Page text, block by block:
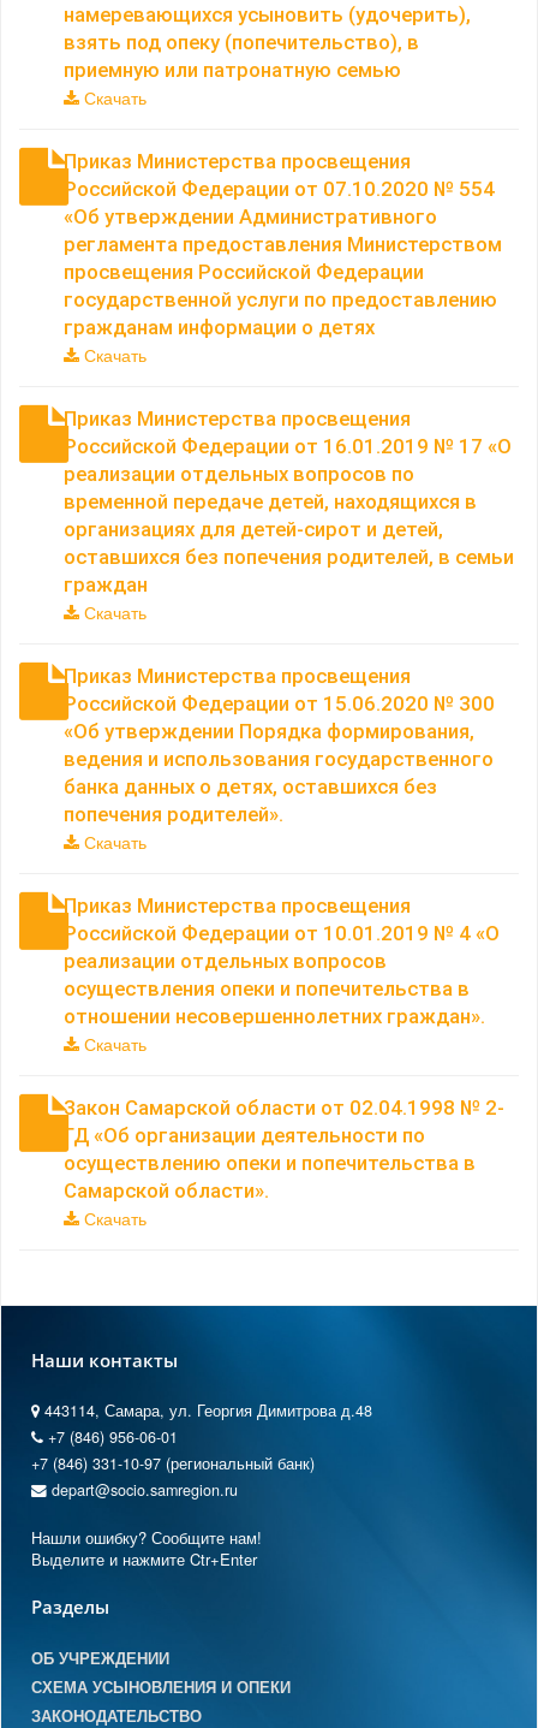
намеревающихся усыновить (удочерить),
взять под опеку (попечительство), в
приемную или патронатную семью
Скачать
Приказ Министерства просвещения
Российской Федерации от 07.10.2020 № 554
«Об утверждении Административного
регламента предоставления Министерством
просвещения Российской Федерации
государственной услуги по предоставлению
гражданам информации о детях
Скачать
Приказ Министерства просвещения
Российской Федерации от 16.01.2019 № 17 «О
реализации отдельных вопросов по
временной передаче детей, находящихся в
организациях для детей-сирот и детей,
оставшихся без попечения родителей, в семьи
граждан
Скачать
Приказ Министерства просвещения
Российской Федерации от 15.06.2020 № 300
«Об утверждении Порядка формирования,
ведения и использования государственного
банка данных о детях, оставшихся без
попечения родителей».
Скачать
Приказ Министерства просвещения
Российской Федерации от 10.01.2019 № 4 «О
реализации отдельных вопросов
осуществления опеки и попечительства в
отношении несовершеннолетних граждан».
Скачать
Закон Самарской области от 02.04.1998 № 2-
ГД «Об организации деятельности по
осуществлению опеки и попечительства в
Самарской области».
Скачать
Наши контакты
443114, Самара, ул. Георгия Димитрова д.48
+7 (846) 956-06-01
+7 (846) 331-10-97 (региональный банк)
depart@socio.samregion.ru
Нашли ошибку? Сообщите нам!
Выделите и нажмите Ctr+Enter
Разделы
ОБ УЧРЕЖДЕНИИ
СХЕМА УСЫНОВЛЕНИЯ И ОПЕКИ
ЗАКОНОДАТЕЛЬСТВО